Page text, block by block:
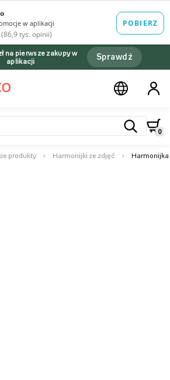
na pierwsze zakupy w
aplikacji
Sprawdź
0
produkty Harmonijki ze zdjęć Harmonijka